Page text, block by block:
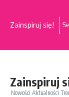
Zainspiruj się!
Zainspiruj
Nowości Aktualności